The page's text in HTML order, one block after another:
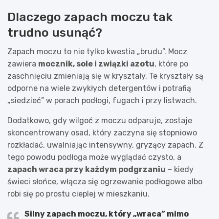
Dlaczego zapach moczu tak
trudno usunąć?
Zapach moczu to nie tylko kwestia „brudu”. Mocz
zawiera mocznik, sole i związki azotu, które po
zaschnięciu zmieniają się w kryształy. Te kryształy są
odporne na wiele zwykłych detergentów i potrafią
„siedzieć” w porach podłogi, fugach i przy listwach.
Dodatkowo, gdy wilgoć z moczu odparuje, zostaje
skoncentrowany osad, który zaczyna się stopniowo
rozkładać, uwalniając intensywny, gryzący zapach. Z
tego powodu podłoga może wyglądać czysto, a
zapach wraca przy każdym podgrzaniu – kiedy
świeci słońce, włącza się ogrzewanie podłogowe albo
robi się po prostu cieplej w mieszkaniu.
Silny zapach moczu, który „wraca” mimo